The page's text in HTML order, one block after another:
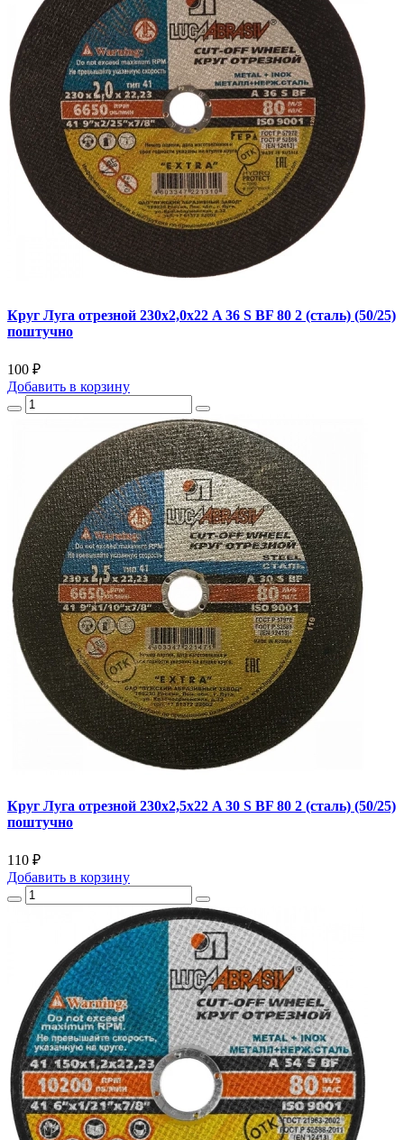
Круг Луга отрезной 230х2,0х22 A 36 S BF 80 2 (сталь) (50/25)
поштучно
100 ₽
Добавить в корзину
Круг Луга отрезной 230х2,5х22 A 30 S BF 80 2 (сталь) (50/25)
поштучно
110 ₽
Добавить в корзину